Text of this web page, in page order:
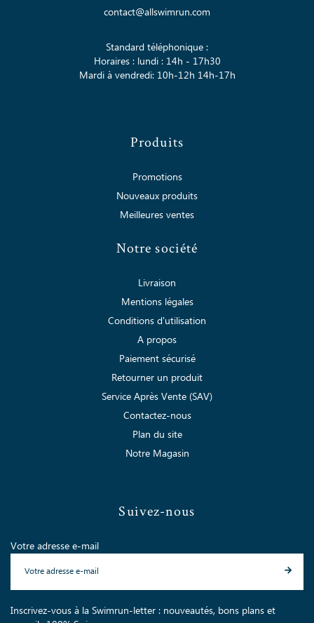
contact@allswimrun.com
Standard téléphonique :
Horaires : lundi : 14h - 17h30
Mardi à vendredi: 10h-12h 14h-17h
Produits
Promotions
Nouveaux produits
Meilleures ventes
Notre société
Livraison
Mentions légales
Conditions d'utilisation
A propos
Paiement sécurisé
Retourner un produit
Service Après Vente (SAV)
Contactez-nous
Plan du site
Notre Magasin
Suivez-nous
Votre adresse e-mail
Inscrivez-vous à la Swimrun-letter : nouveautés, bons plans et